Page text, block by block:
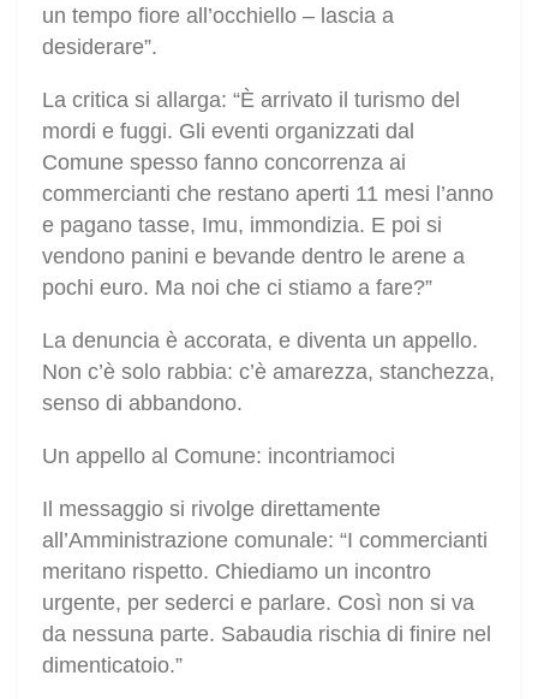
un tempo fiore all’occhiello – lascia a
desiderare”.
La critica si allarga: “È arrivato il turismo del
mordi e fuggi. Gli eventi organizzati dal
Comune spesso fanno concorrenza ai
commercianti che restano aperti 11 mesi l’anno
e pagano tasse, Imu, immondizia. E poi si
vendono panini e bevande dentro le arene a
pochi euro. Ma noi che ci stiamo a fare?”
La denuncia è accorata, e diventa un appello.
Non c’è solo rabbia: c’è amarezza, stanchezza,
senso di abbandono.
Un appello al Comune: incontriamoci
Il messaggio si rivolge direttamente
all’Amministrazione comunale: “I commercianti
meritano rispetto. Chiediamo un incontro
urgente, per sederci e parlare. Così non si va
da nessuna parte. Sabaudia rischia di finire nel
dimenticatoio.”